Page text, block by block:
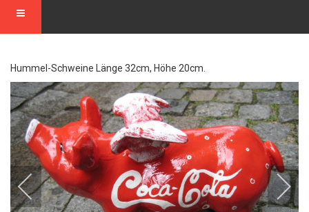
Hummel-Schweine Länge 32cm, Höhe 20cm.